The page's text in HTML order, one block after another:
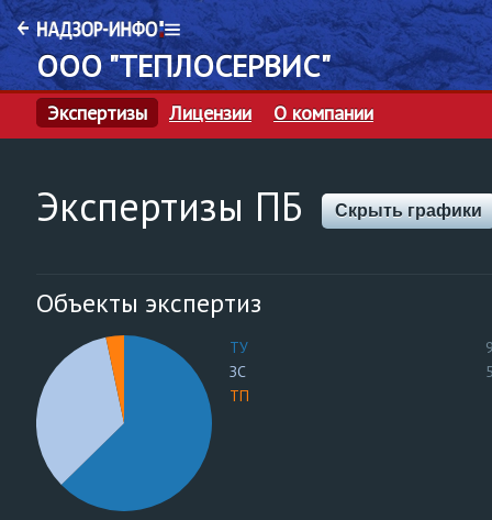
ООО "ТЕПЛОСЕРВИС"
Экспертизы Лицензии О компании
Экспертизы ПБ Скрыть графики
Объекты экспертиз
ТУ
ЗС
ТП